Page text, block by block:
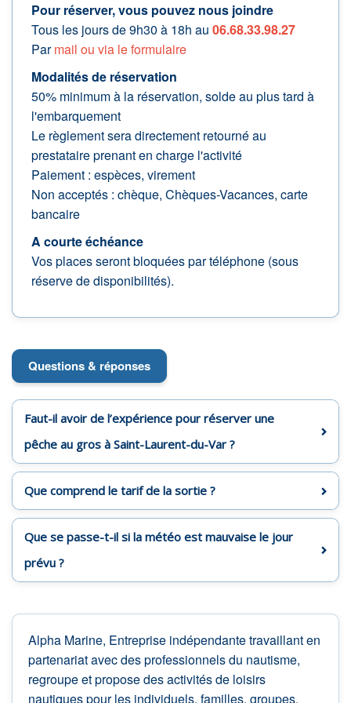
Pour réserver, vous pouvez nous joindre
Tous les jours de 9h30 à 18h au 06.68.33.98.27
Parmail ou via le formulaire
Modalités de réservation
50% minimum à la réservation, solde au plus tard à
l'embarquement
Le règlement sera directement retourné au
prestataire prenant en charge l'activité
Paiement : espèces, virement
Non acceptés : chèque, Chèques-Vacances, carte
bancaire
A courte échéance
Vos places seront bloquées par téléphone (sous
réserve de disponibilités).
Questions & réponses
Faut-il avoir de l’expérience pour réserver une
pêche au gros à Saint-Laurent-du-Var ?
Que comprend le tarif de la sortie ?
Que se passe-t-il si la météo est mauvaise le jour
prévu ?
Alpha Marine, Entreprise indépendante travaillant en
partenariat avec des professionnels du nautisme,
regroupe et propose des activités de loisirs
nautiques pour les individuels, familles, groupes,